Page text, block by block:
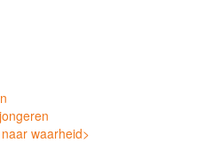
waarheid>